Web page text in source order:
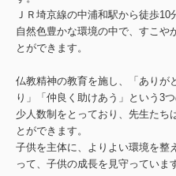
ＪＲ埼京線の中浦和駅から徒歩10
自然色豊かな環境の中で、すこや
とができます。
仏教精神の教育を施し、「ありが
り」「仲良く助けあう」という3
少人数制をとっており、先生たち
とができます。
子供を主体に、よりよい環境を整
って、子供の成長を見守っていま